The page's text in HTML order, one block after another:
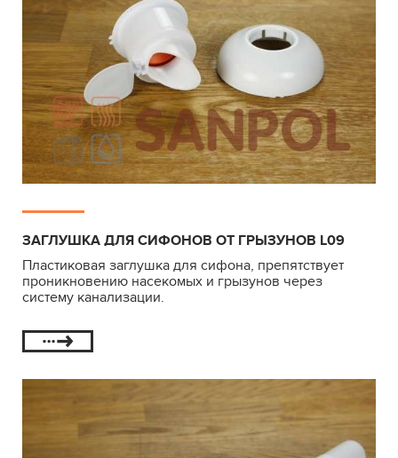
ЗАГЛУШКА ДЛЯ СИФОНОВ ОТ ГРЫЗУНОВ L09
Пластиковая заглушка для сифона, препятствует
проникновению насекомых и грызунов через
систему канализации.